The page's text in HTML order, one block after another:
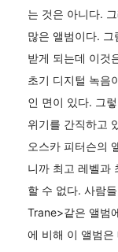
는 것은 아니다.
많은 앨범이다.
받게 되는데 이것
초기 디지털 녹음
인 면이 있다. 그
위기를 간직하고
오스카 피터슨의
니까 최고 레벨과
할 수 없다. 사람
Trane>같은 앨범
에 비해 이 앨범은